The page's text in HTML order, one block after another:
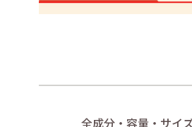
全成分・容量・サイ